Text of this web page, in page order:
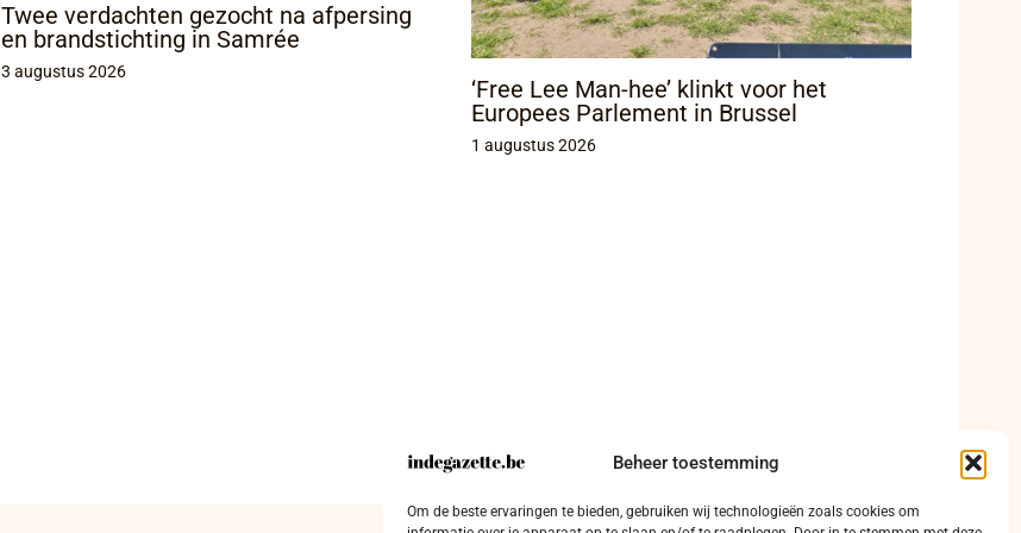
Beheer toestemming
Om de beste ervaringen te bieden, gebruiken wij technologieën zoals cookies om
Twee verdachten gezocht na afpersing
en brandstichting in Samrée
3 augustus 2026
‘Free Lee Man-hee’ klinkt voor het
Europees Parlement in Brussel
1 augustus 2026